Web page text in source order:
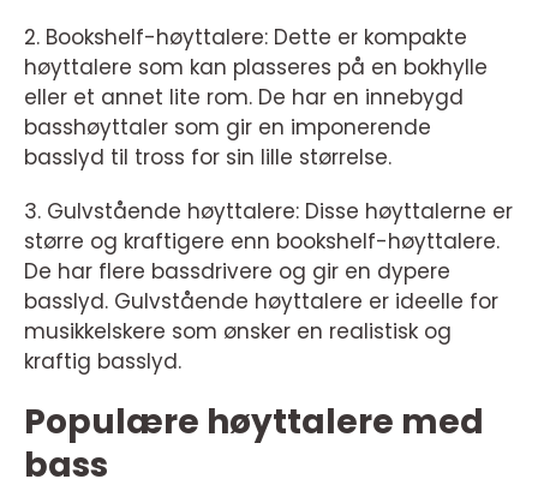
2. Bookshelf-høyttalere: Dette er kompakte
høyttalere som kan plasseres på en bokhylle
eller et annet lite rom. De har en innebygd
basshøyttaler som gir en imponerende
basslyd til tross for sin lille størrelse.
3. Gulvstående høyttalere: Disse høyttalerne er
større og kraftigere enn bookshelf-høyttalere.
De har flere bassdrivere og gir en dypere
basslyd. Gulvstående høyttalere er ideelle for
musikkelskere som ønsker en realistisk og
kraftig basslyd.
Populære høyttalere med
bass